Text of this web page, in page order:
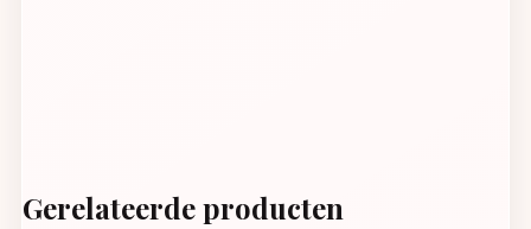
Gerelateerde producten